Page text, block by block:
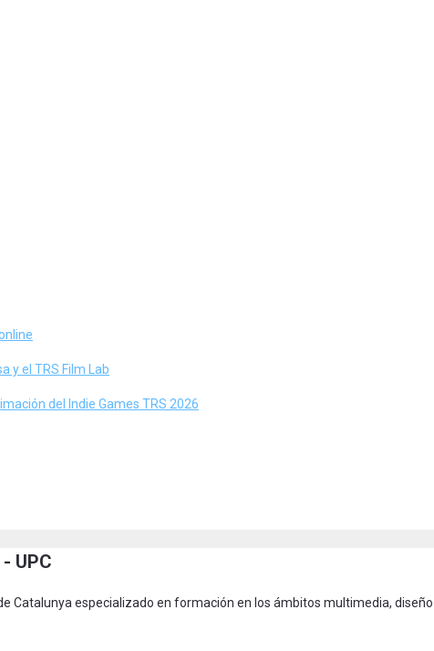
y el TRS Film Lab
del Indie Games TRS 2026
UPC
Catalunya especializado en formación en los ámbitos multimedia, diseño